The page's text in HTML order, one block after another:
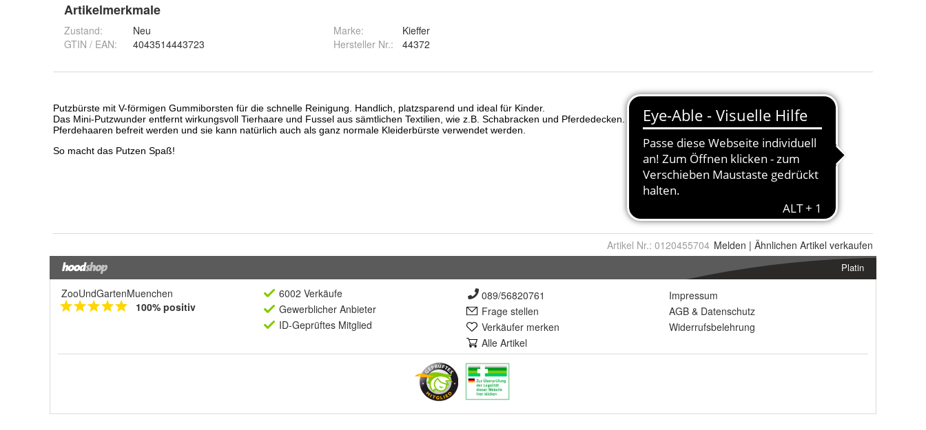
Artikelmerkmale
Zustand:
Neu
GTIN / EAN:
4043514443723
Marke:
Kieffer
Hersteller Nr.:
44372
Artikel Nr.: 0120455704 Melden | Ähnlichen Artikel verkaufen
Platin
ZooUndGartenMuenchen
100% positiv
6002 Verkäufe
Gewerblicher Anbieter
ID-Geprüftes Mitglied
089/56820761
Frage stellen
Verkäufer merken
Alle Artikel
Impressum
AGB & Datenschutz
Widerrufsbelehrung